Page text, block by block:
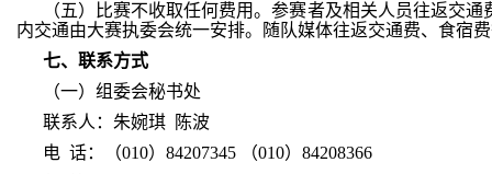
（五）比赛不收取任何费用。参赛者及相关人员往返交
内交通由大赛执委会统一安排。随队媒体往返交通费、食宿
七、 联系方式
（一）组委会秘书处
联系人：朱婉琪 陈波
电 话：（010）84207345 （010）84208366